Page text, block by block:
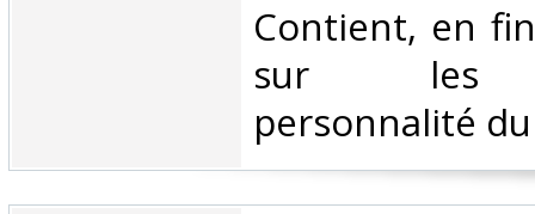
‎Contient, en
sur les
personnalité